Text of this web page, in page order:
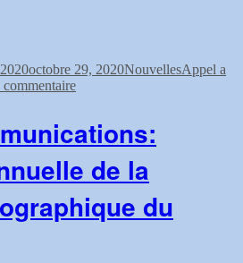
»
octobre 29, 2020NouvellesAppel a
sur
Communications:
Études
du
Livre
Bibliographie
de la
du